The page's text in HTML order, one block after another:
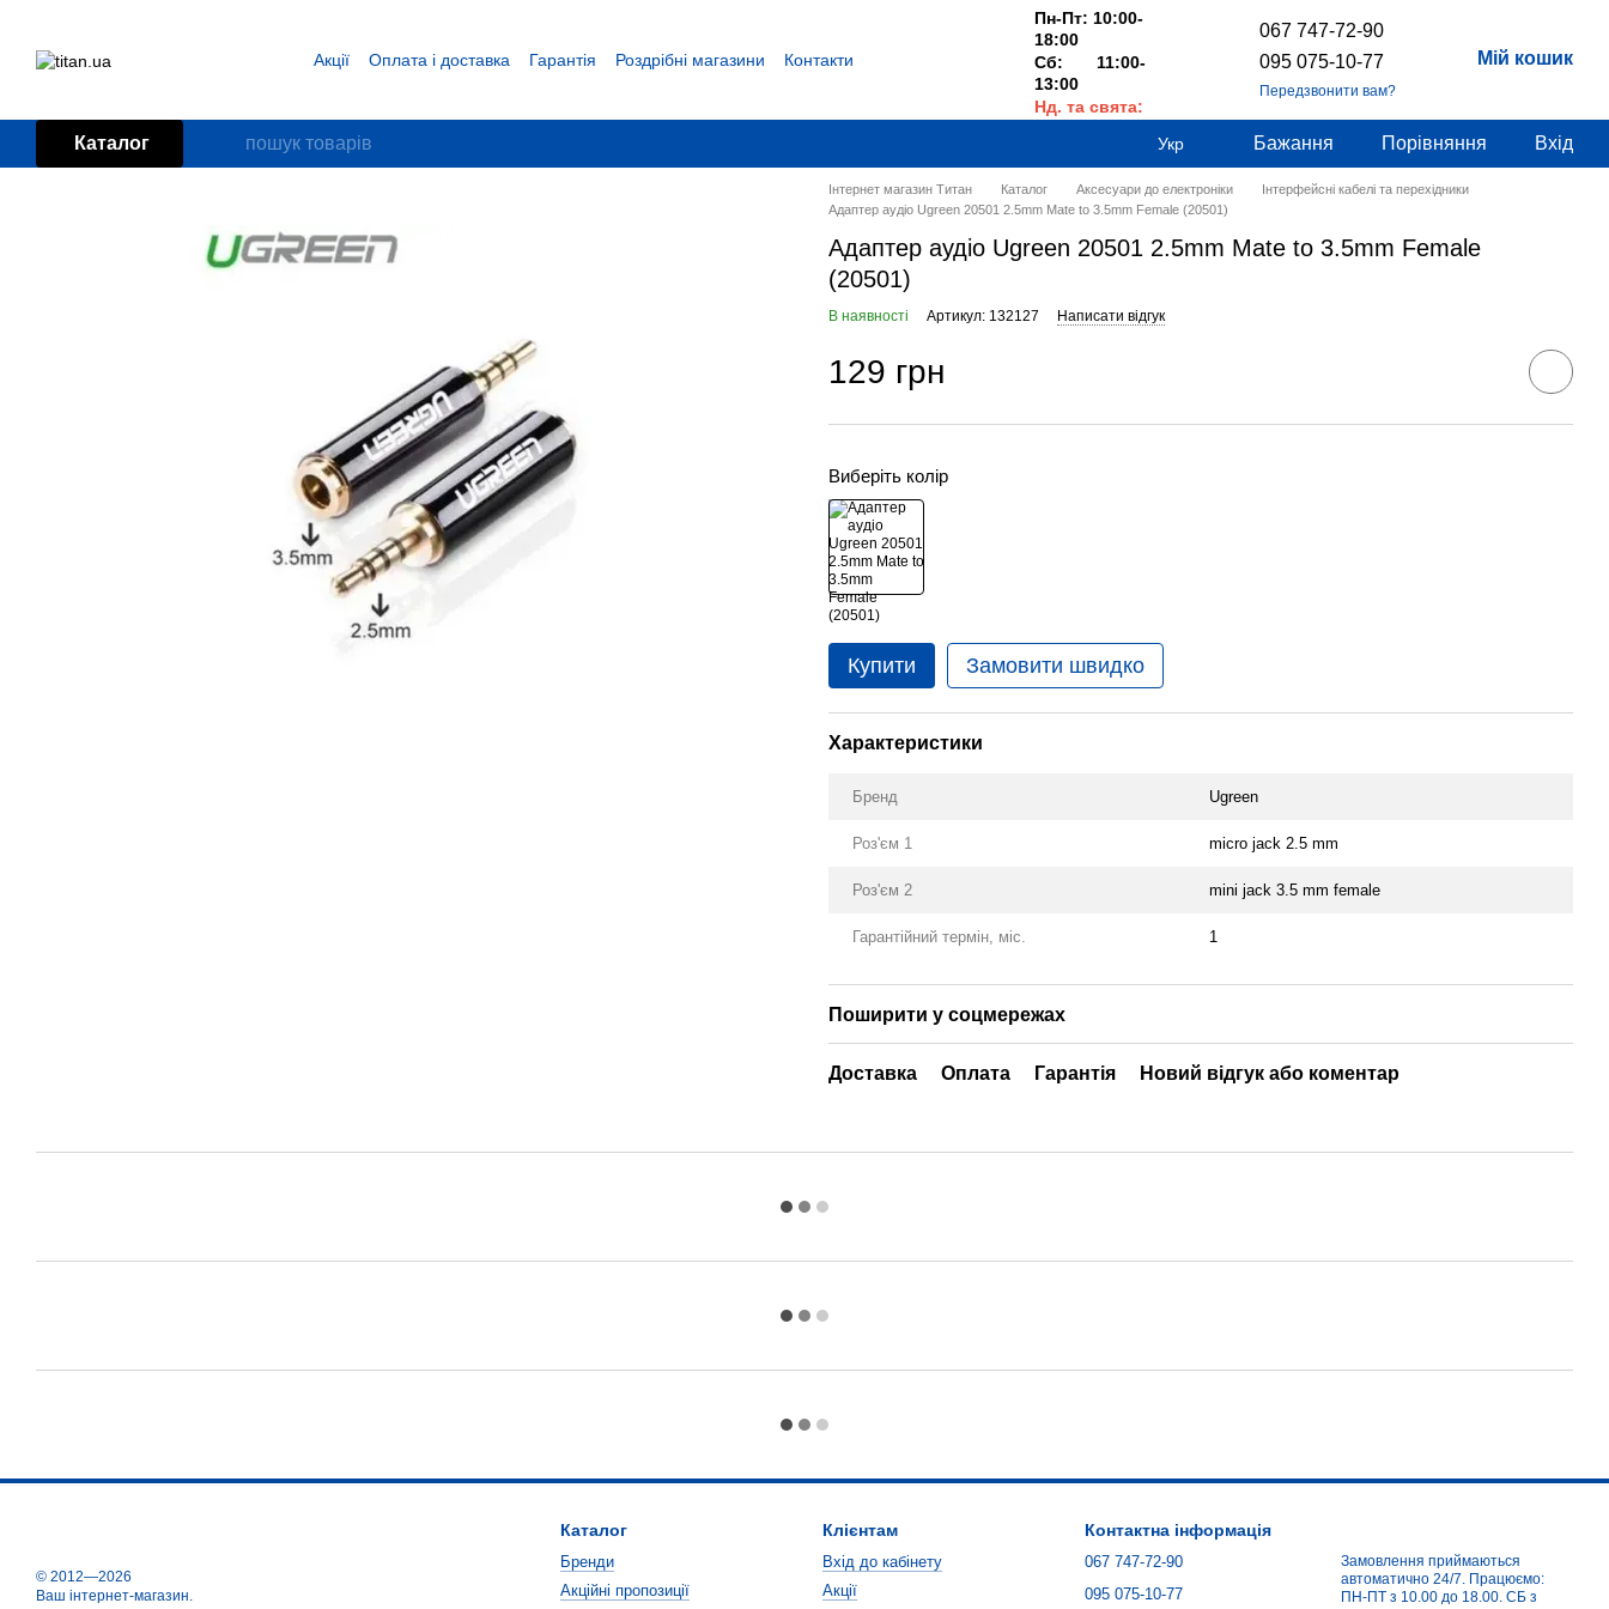
Акції Оплата і доставка Гарантія Роздрібні магазини
Контакти
Пн-Пт: 10:00-
18:00
Сб: 11:00-
13:00
Нд. та свята:
067 747-72-90
095 075-10-77
Передзвонити вам?
Мій кошик
Каталог Укр Бажання Порівняння Вхід
Інтернет магазин Титан Каталог Аксесуари до електроніки
Інтерфейсні кабелі та перехідники
Адаптер аудіо Ugreen 20501 2.5mm Mate to 3.5mm Female (20501)
Адаптер аудіо Ugreen 20501 2.5mm Mate to 3.5mm Female
(20501)
В наявності Артикул: 132127 Написати відгук
129 грн
Виберіть колір
Купити Замовити швидко
Характеристики
Бренд Ugreen
Роз'єм 1 micro jack 2.5 mm
Роз'єм 2 mini jack 3.5 mm female
Гарантійний термін, міс. 1
Поширити у соцмережах
Доставка Оплата Гарантія Новий відгук або коментар
© 2012—2026
Ваш інтернет-магазин.
Каталог
Бренди
Акційні пропозиції
Клієнтам
Вхід до кабінету
Акції
Контактна інформація
067 747-72-90
095 075-10-77
Замовлення приймаються
автоматично 24/7. Працюємо:
ПН-ПТ з 10.00 до 18.00. СБ з